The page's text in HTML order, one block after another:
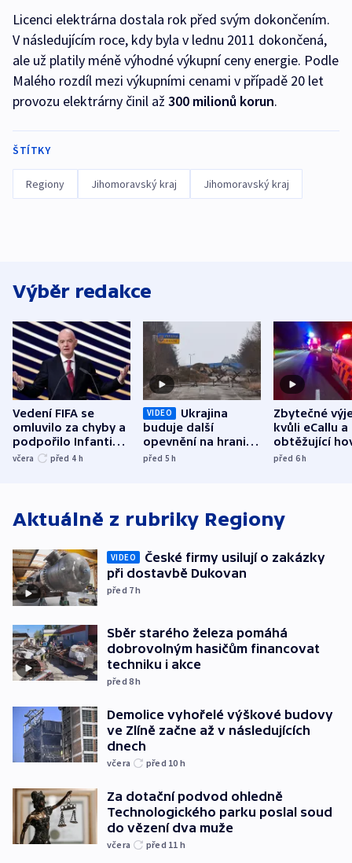
Licenci elektrárna dostala rok před svým dokončením.
V následujícím roce, kdy byla v lednu 2011 dokončená,
ale už platily méně výhodné výkupní ceny energie. Podle
Malého rozdíl mezi výkupními cenami v případě 20 let
provozu elektrárny činil až 300 milionů korun.
ŠTÍTKY
Regiony Jihomoravský kraj Jihomoravský kraj
Výběr redakce
Vedení FIFA se
omluvilo za chyby a
podpořilo Infantina.
UEFA trvá na
včera před 4 h
VIDEO
Ukrajina
buduje další
opevnění na hranici
s Běloruskem
před 5h
Zbytečné
kvůli eCallu a
obtěžující
zdržují
před 6h
Aktuálně z rubriky Regiony
VIDEO
České firmy usilují o zakázky
při dostavbě Dukovan
před 7h
Sběr starého železa pomáhá
dobrovolným hasičům financovat
techniku i akce
před 8h
Demolice vyhořelé výškové budovy
ve Zlíně začne až v následujících
dnech
včera před 10 h
Za dotační podvod ohledně
Technologického parku poslal soud
do vězení dva muže
včera před 11 h